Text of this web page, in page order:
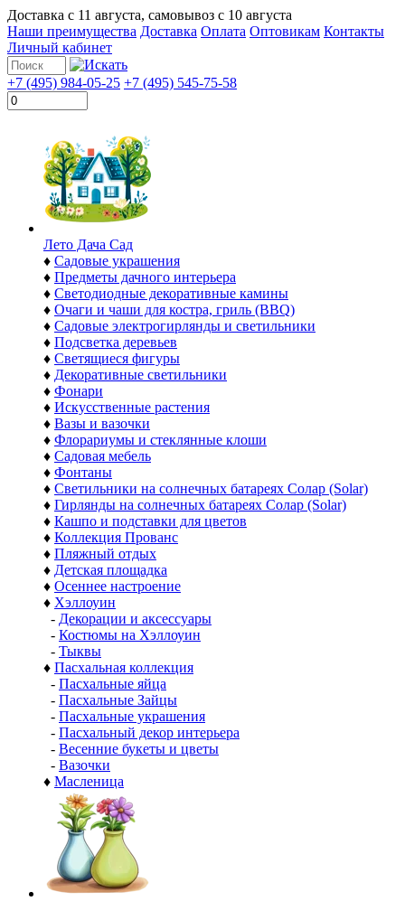
Доставка с 11 августа, самовывоз с 10 августа
Наши преимущества Доставка Оплата Оптовикам Контакты
Личный кабинет
+7 (495) 984-05-25 +7 (495) 545-75-58
Лето Дача Сад
♦ Садовые украшения
♦ Предметы дачного интерьера
♦ Светодиодные декоративные камины
♦ Очаги и чаши для костра, гриль (BBQ)
♦ Садовые электрогирлянды и светильники
♦ Подсветка деревьев
♦ Светящиеся фигуры
♦ Декоративные светильники
♦ Фонари
♦ Искусственные растения
♦ Вазы и вазочки
♦ Флорариумы и стеклянные клоши
♦ Садовая мебель
♦ Фонтаны
♦ Светильники на солнечных батареях Солар (Solar)
♦ Гирлянды на солнечных батареях Солар (Solar)
♦ Кашпо и подставки для цветов
♦ Коллекция Прованс
♦ Пляжный отдых
♦ Детская площадка
♦ Осеннее настроение
♦ Хэллоуин
- Декорации и аксессуары
- Костюмы на Хэллоуин
- Тыквы
♦ Пасхальная коллекция
- Пасхальные яйца
- Пасхальные Зайцы
- Пасхальные украшения
- Пасхальный декор интерьера
- Весенние букеты и цветы
- Вазочки
♦ Масленица